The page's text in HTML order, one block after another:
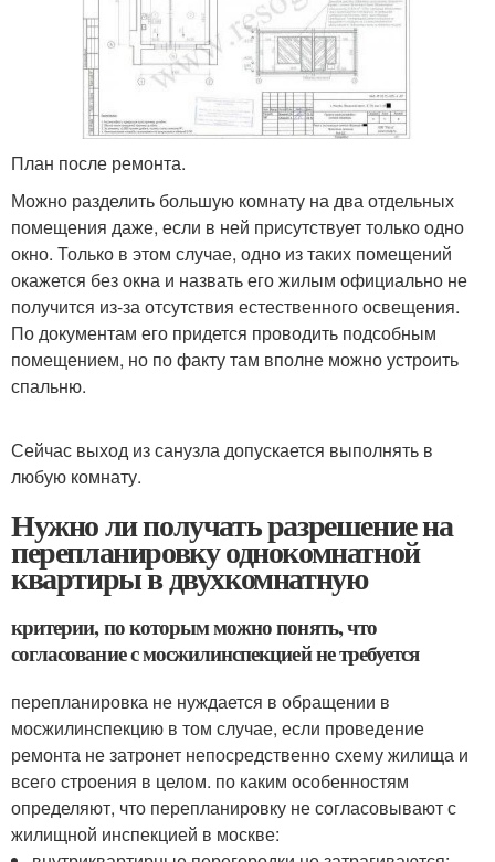
План после ремонта.
Можно разделить большую комнату на два отдельных
помещения даже, если в ней присутствует только одно
окно. Только в этом случае, одно из таких помещений
окажется без окна и назвать его жилым официально не
получится из-за отсутствия естественного освещения.
По документам его придется проводить подсобным
помещением, но по факту там вполне можно устроить
спальню.
Сейчас выход из санузла допускается выполнять в
любую комнату.
Нужно ли получать разрешение на
перепланировку однокомнатной
квартиры в двухкомнатную
критерии, по которым можно понять, что
согласование с мосжилинспекцией не требуется
перепланировка не нуждается в обращении в
мосжилинспекцию в том случае, если проведение
ремонта не затронет непосредственно схему жилища и
всего строения в целом. по каким особенностям
определяют, что перепланировку не согласовывают с
жилищной инспекцией в москве: